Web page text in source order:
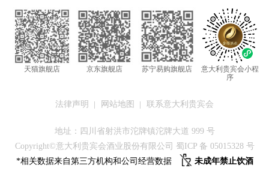
天猫旗舰店 京东旗舰店 苏宁易购旗舰店
意大利贵宾会小程
序
法律声明 网站地图 联系意大利贵宾会
地址：四川省射洪市沱牌镇沱牌大道 999 号
Copyright©意大利贵宾会酒业股份有限公司 蜀ICP 备 05015328 号
*相关数据来自第三方机构和公司经营数据
未成年禁止饮酒